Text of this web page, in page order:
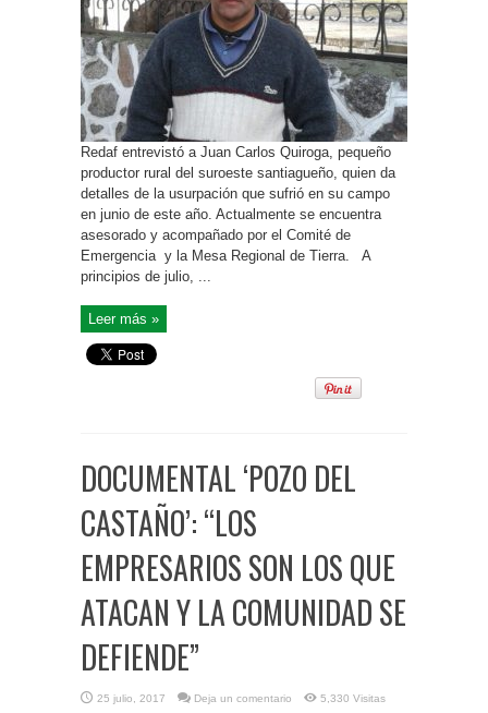
Redaf entrevistó a Juan Carlos Quiroga, pequeño
productor rural del suroeste santiagueño, quien da
detalles de la usurpación que sufrió en su campo
en junio de este año. Actualmente se encuentra
asesorado y acompañado por el Comité de
Emergencia y la Mesa Regional de Tierra. A
principios de julio, ...
Leer más »
DOCUMENTAL ‘POZO DEL
CASTAÑO’: “LOS
EMPRESARIOS SON LOS QUE
ATACAN Y LA COMUNIDAD SE
DEFIENDE”
25 julio, 2017 Deja un comentario 5,330 Visitas